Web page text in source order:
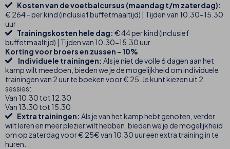
Kosten van de voetbalcursus (maandag t/m zaterdag):
€ 264 - per kind (inclusief buffetmaaltijd) | Tijden van 10.30-15.30
uur
Trainingskosten hele dag: € 44 per kind (inclusief
buffetmaaltijd) | Tijden van 10.30-15.30 uur
Korting voor broers en zussen - 10%
Individuele trainingen: Als je niet de volle 6 dagen aan het
kamp wilt meedoen, bieden we je de mogelijkheid om individuele
trainingen van 2 uur te boeken voor € 25. Je kunt kiezen uit 2
sessies:
Van 10.30 tot 12.30
Van 13.30 tot 15.30
Extra trainingen: Als je van het kamp hebt genoten, verder
wilt leren en meer plezier wilt hebben, bieden we je de mogelijkheid
om op zaterdag voor € 25€ van 10:30 uur een extra training in te
huren.